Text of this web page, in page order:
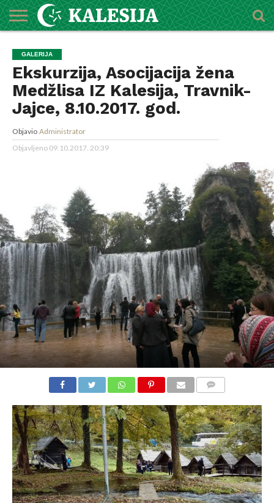
O
MEDŽLISU
DŽEMATI
IMAMI
MEKTEBSKI
CENTAR
VIJESTI
HUTBE
NAJAVE
KALENDAR
KONTAKT
GALERIJA
Ekskurzija, Asocijacija žena
Medžlisa IZ Kalesija, Travnik-
Jajce, 8.10.2017. god.
Objavio Administrator
Objavljeno 09.10.2017. 20:39